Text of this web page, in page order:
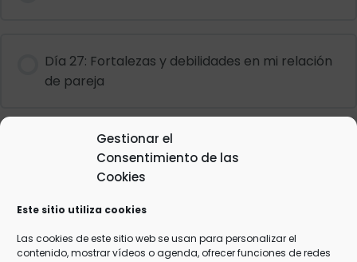
Gestionar el
Consentimiento de las
Cookies
Este sitio utiliza cookies
Las cookies de este sitio web se usan para personalizar el
contenido, mostrar vídeos o agenda, ofrecer funciones de redes
Día 27: Fortalezas y debilidades en mi relación
de pareja
Día 26: La necesidad de tener razón